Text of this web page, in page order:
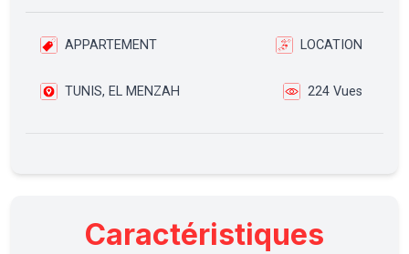
APPARTEMENT LOCATION
TUNIS, EL MENZAH 224 Vues
Caractéristiques